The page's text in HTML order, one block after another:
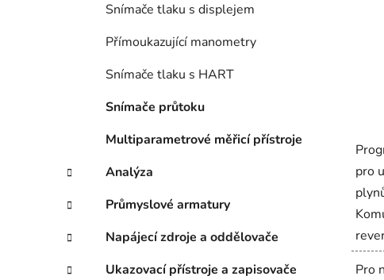
Snímače tlaku s displejem
Přímoukazující manometry
Snímače tlaku s HART
Snímače průtoku
Multiparametrové měřicí přístroje
Analýza
Průmyslové armatury
Napájecí zdroje a oddělovače
Ukazovací přístroje a zapisovače
pro
Pro